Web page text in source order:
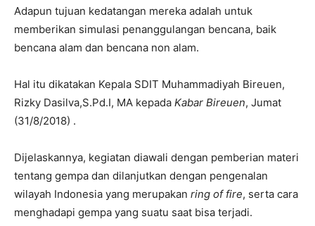
Adapun tujuan kedatangan mereka adalah untuk
memberikan simulasi penanggulangan bencana, baik
bencana alam dan bencana non alam.
Hal itu dikatakan Kepala SDIT Muhammadiyah Bireuen,
Rizky Dasilva,S.Pd.I, MA kepada Kabar Bireuen, Jumat
(31/8/2018) .
Dijelaskannya, kegiatan diawali dengan pemberian materi
tentang gempa dan dilanjutkan dengan pengenalan
wilayah Indonesia yang merupakan ring of fire, serta cara
menghadapi gempa yang suatu saat bisa terjadi.